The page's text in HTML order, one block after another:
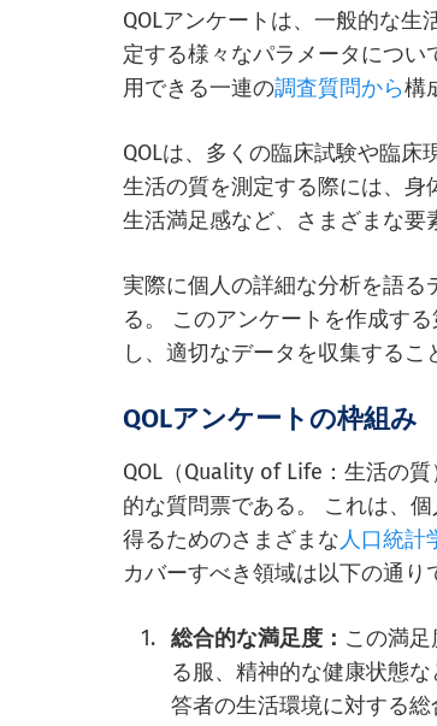
QOLアンケートは、一般的な
定する様々なパラメータにつ
用できる一連の調査質問から構
QOLは、多くの臨床試験や臨床
生活の質を測定する際には、
生活満足感など、さまざまな要
実際に個人の詳細な分析を語る
る。 このアンケートを作成す
し、適切なデータを収集するこ
QOLアンケートの枠組み
QOL（Quality of Life：生活の
的な質問票である。 これは、
得るためのさまざまな人口統計
カバーすべき領域は以下の通り
総合的な満足度： この満
る服、精神的な健康状態
答者の生活環境に対する総